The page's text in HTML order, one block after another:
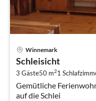
Winnemark
Schleisicht
3 Gäste50 m21
Gemütliche
auf die Schlei